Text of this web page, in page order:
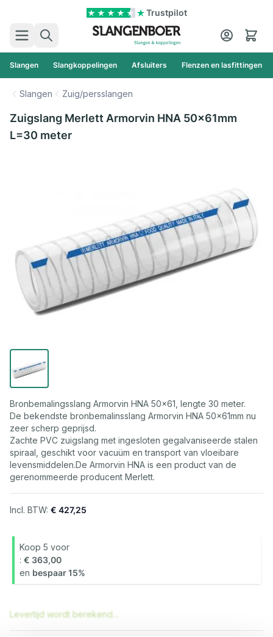
Trustpilot
Zoek
Cart
Slangen Slangkoppelingen Afsluiters Flenzen en lasfittingen
Slangen Zuig/persslangen
Zuigslang Merlett Armorvin HNA 50x61mm
L=30 meter
Bronbemalingsslang Armorvin HNA 50x61, lengte 30 meter.
De bekendste bronbemalinsslang Armorvin HNA 50x61mm nu
zeer scherp geprijsd.
Zachte PVC zuigslang met ingesloten gegalvaniseerde stalen
spiraal, geschikt voor vacuüm en transport van vloeibare
levensmiddelen.De Armorvin HNA is een product van de
gerenommeerde producent Merlett.
€ 427,25
Koop 5 voor
€ 363,00
en bespaar15%
Levertijd wordt berekend...